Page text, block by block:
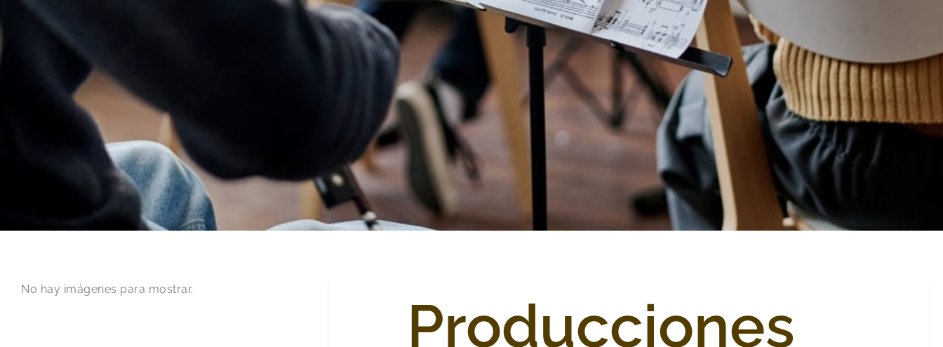
No hay imágenes para mostrar.
Producciones